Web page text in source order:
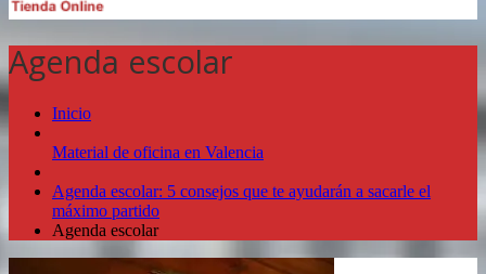
Agenda escolar
Inicio
Material de oficina en Valencia
Agenda escolar: 5 consejos que te ayudarán a sacarle el
máximo partido
Agenda escolar